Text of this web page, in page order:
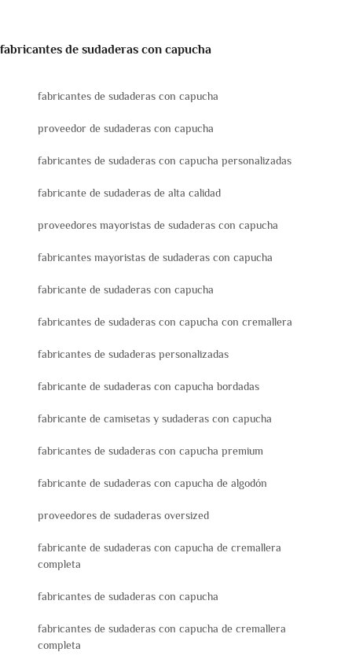
fabricantes de sudaderas con capucha
fabricantes de sudaderas con capucha
proveedor de sudaderas con capucha
fabricantes de sudaderas con capucha personalizadas
fabricante de sudaderas de alta calidad
proveedores mayoristas de sudaderas con capucha
fabricantes mayoristas de sudaderas con capucha
fabricante de sudaderas con capucha
fabricantes de sudaderas con capucha con cremallera
fabricantes de sudaderas personalizadas
fabricante de sudaderas con capucha bordadas
fabricante de camisetas y sudaderas con capucha
fabricantes de sudaderas con capucha premium
fabricante de sudaderas con capucha de algodón
proveedores de sudaderas oversized
fabricante de sudaderas con capucha de cremallera
completa
fabricantes de sudaderas con capucha
fabricantes de sudaderas con capucha de cremallera
completa